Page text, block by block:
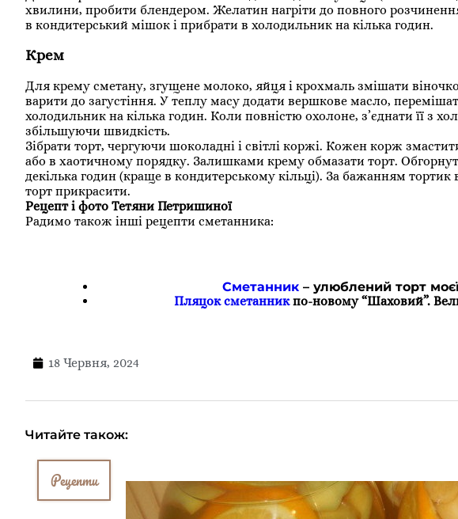
хвилини, пробити блендером. Желатин нагріти до повного
в кондитерський мішок і прибрати в холодильник на кілька годин.
Крем
Для крему сметану, згущене молоко, яйця і крохмаль змішати
варити до загустіння. У теплу масу додати вершкове масло,
холодильник на кілька годин. Коли повністю охолоне, з’єднати її з
збільшуючи швидкість.
Зібрати торт, чергуючи шоколадні і світлі коржі. Кожен корж
або в хаотичному порядку. Залишками крему обмазати торт.
декілька годин (краще в кондитерському кільці). За бажанням
торт прикрасити.
Рецепт і фото Тетяни Петришиної
Радимо також інші рецепти сметанника:
Сметанник– улюблений торт
Пляцок сметанникпо-новому “Шаховий”.
18 Червня, 2024
Читайте також:
Рецепти